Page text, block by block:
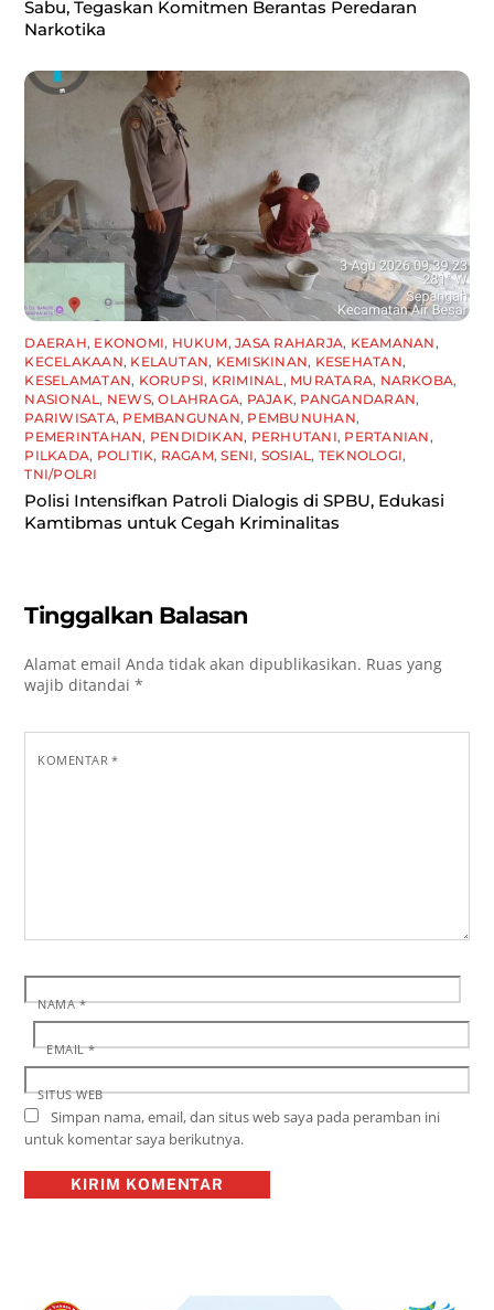
Sabu, Tegaskan Komitmen Berantas Peredaran
Narkotika
DAERAH, EKONOMI, HUKUM,JASA RAHARJA, KEAMANAN,
KECELAKAAN, KELAUTAN, KEMISKINAN, KESEHATAN,
KESELAMATAN, KORUPSI, KRIMINAL, MURATARA, NARKOBA,
NASIONAL, NEWS,OLAHRAGA, PAJAK, PANGANDARAN,
PARIWISATA, PEMBANGUNAN, PEMBUNUHAN,
PEMERINTAHAN, PENDIDIKAN, PERHUTANI, PERTANIAN,
PILKADA, POLITIK, RAGAM,SENI, SOSIAL, TEKNOLOGI,
TNI/POLRI
Polisi Intensifkan Patroli Dialogis di SPBU, Edukasi
Kamtibmas untuk Cegah Kriminalitas
Tinggalkan Balasan
Alamat email Anda tidak akan dipublikasikan. Ruas yang
wajib ditandai*
KOMENTAR*
NAMA*
EMAIL*
SITUS WEB
Simpan nama, email, dan situs web saya pada peramban ini
untuk komentar saya berikutnya.